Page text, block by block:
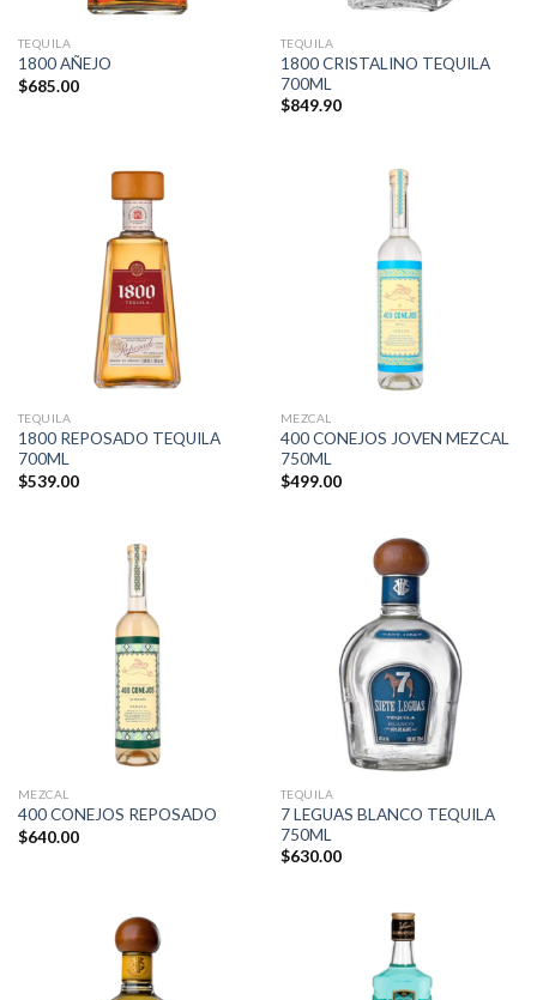
TEQUILA
1800 AÑEJO
$685.00
TEQUILA
1800 CRISTALINO TEQUILA
700ML
$849.90
TEQUILA
1800 REPOSADO TEQUILA
700ML
$539.00
MEZCAL
400 CONEJOS JOVEN MEZCAL
750ML
$499.00
MEZCAL
400 CONEJOS REPOSADO
$640.00
TEQUILA
7 LEGUAS BLANCO TEQUILA
750ML
$630.00